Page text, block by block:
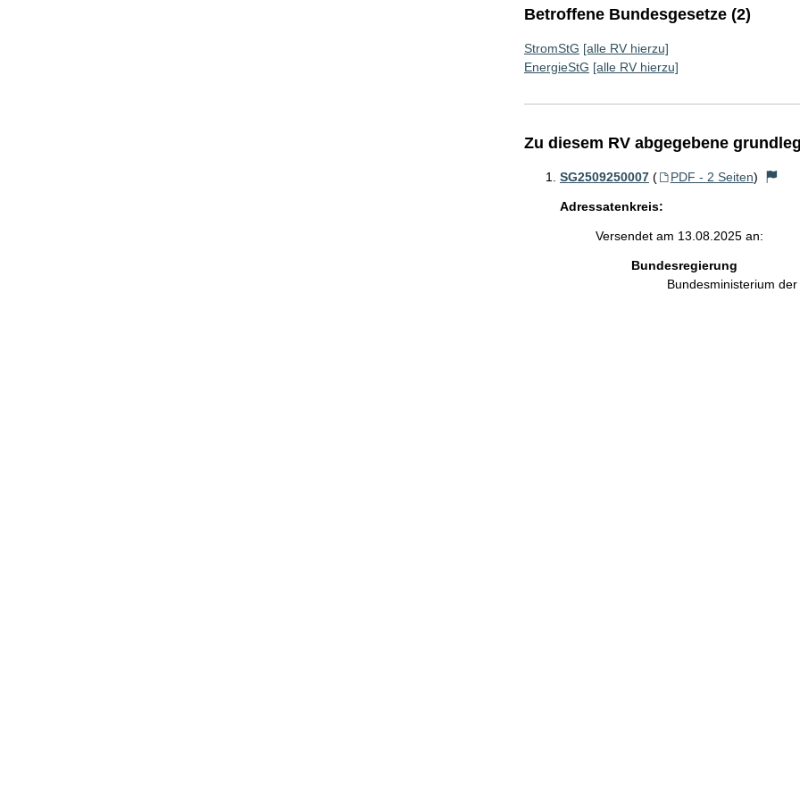
Betroffene Bundesgesetze (2)
StromStG [alle RV hierzu]
EnergieStG [alle RV hierzu]
Zu diesem RV abgegebene
SG2509250007 ( PDF - 2 Seiten)
Adressatenkreis:
Versendet am 13.08.2025 an:
Bundesregierung
Bundesministerium